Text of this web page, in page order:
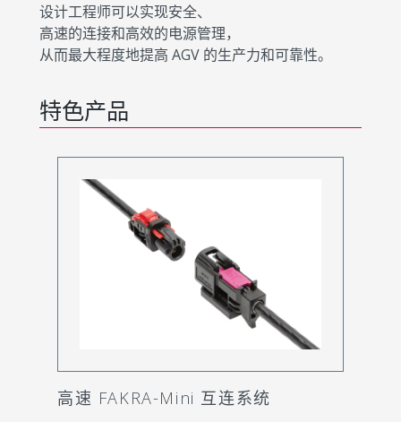
设计工程师可以实现安全、
高速的连接和高效的电源管理，
从而最大程度地提高 AGV 的生产力和可靠性。
特色产品
高速 FAKRA-Mini 互连系统